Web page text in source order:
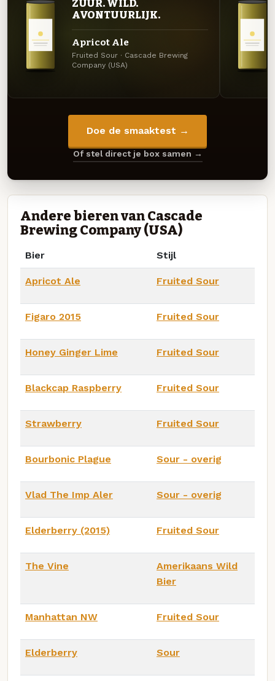
ZUUR. WILD.
AVONTUURLIJK.
Apricot Ale
Fruited Sour · Cascade Brewing
Company (USA)
Doe de smaaktest →
Of stel direct je box samen →
Andere bieren van Cascade
Brewing Company (USA)
Bier Stijl
Apricot Ale Fruited Sour
Figaro 2015 Fruited Sour
Honey Ginger Lime Fruited Sour
Blackcap Raspberry Fruited Sour
Strawberry Fruited Sour
Bourbonic Plague Sour - overig
Vlad The Imp Aler Sour - overig
Elderberry (2015) Fruited Sour
The Vine
Amerikaans Wild
Bier
Manhattan NW Fruited Sour
Elderberry Sour